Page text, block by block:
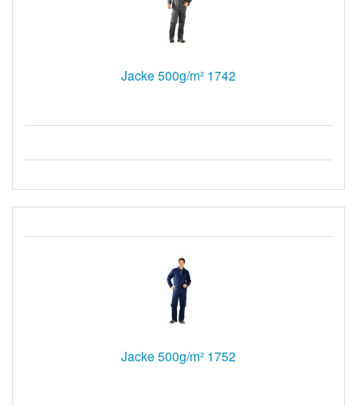
Jacke 500g/m² 1742
Jacke 500g/m² 1752